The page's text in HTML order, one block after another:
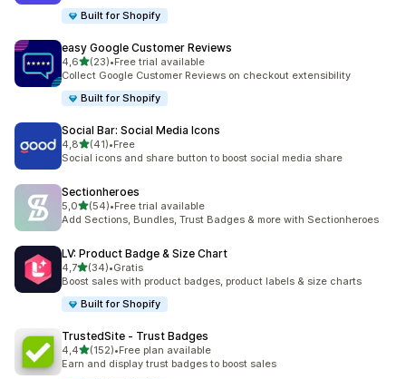
Built for Shopify
easy Google Customer Reviews
4,6av 5 stjerner
(23)
Totalt 23 omtaler
•Free trial available
Collect Google Customer Reviews on checkout extensibility
Built for Shopify
Social Bar: Social Media Icons
4,8av 5 stjerner
(41)
Totalt 41 omtaler
•Free
Social icons and share button to boost social media share
Sectionheroes
5,0av 5 stjerner
(54)
Totalt 54 omtaler
•Free trial available
Add Sections, Bundles, Trust Badges & more with Sectionheroes
LV: Product Badge & Size Chart
4,7av 5 stjerner
(34)
Totalt 34 omtaler
•Gratis
Boost sales with product badges, product labels & size charts
Built for Shopify
TrustedSite ‑ Trust Badges
4,4av 5 stjerner
(152)
Totalt 152 omtaler
•Free plan available
Earn and display trust badges to boost sales